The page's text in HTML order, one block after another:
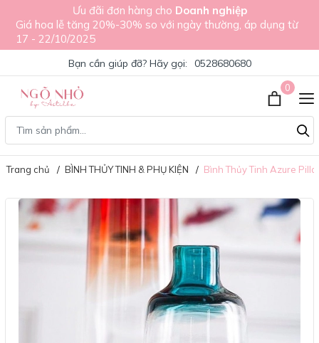
Ưu đãi đơn hàng cho Doanh nghiệp
Giá hoa lễ tăng 20%-30% so với ngày thường, áp dụng từ
17 - 22/10/2025
Bạn cần giúp đỡ? Hãy gọi: 0528680680
0
Trang chủ BÌNH THỦY TINH & PHỤ KIỆN Bình Thủy Tinh Azure